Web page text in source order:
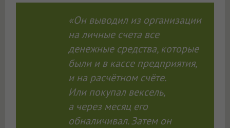
«Он выводил из организации
на личные счета все
денежные средства, которые
были и в кассе предприятия,
и на расчётном счёте.
Или покупал вексель,
а через месяц его
обналичивал. Затем он